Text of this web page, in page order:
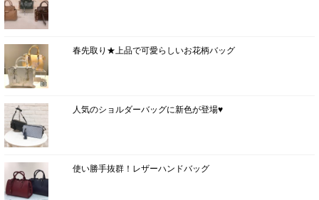
春先取り★上品で可愛らしいお花柄バッグ
人気のショルダーバッグに新色が登場♥
使い勝手抜群！レザーハンドバッグ